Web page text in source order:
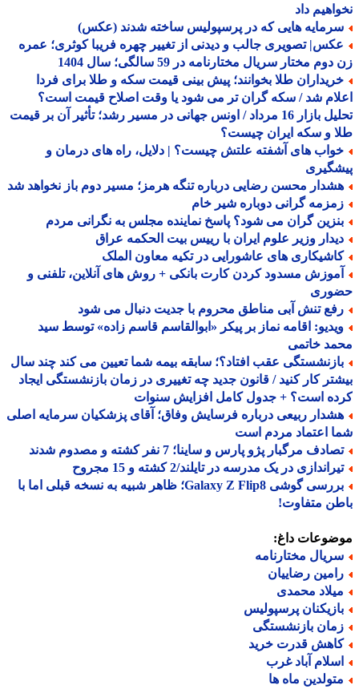
داد
هایی که در پرسپولیس ساخته شدند (عکس)
تصویری جالب و دیدنی از تغییر چهره فریبا کوثری؛ عمره
مختار سریال مختارنامه در 59 سالگی؛ سال 1404
طلا بخوانند؛ پیش بینی قیمت سکه و طلا برای فردا
شد / سکه گران تر می شود یا وقت اصلاح قیمت است؟
تحلیل بازار 16 مرداد / اونس جهانی در مسیر رشد؛ تأثیر آن بر قیمت
و سکه ایران چیست؟
های آشفته علتش چیست؟ | دلایل، راه های درمان و
محسن رضایی درباره تنگه هرمز؛ مسیر دوم باز نخواهد شد
گرانی دوباره شیر خام
گران می شود؟ پاسخ نماینده مجلس به نگرانی مردم
وزیر علوم ایران با رییس بیت الحکمه عراق
های عاشورایی در تکیه معاون الملک
مسدود کردن کارت بانکی + روش های آنلاین، تلفنی و
تنش آبی مناطق محروم با جدیت دنبال می شود
اقامه نماز بر پیکر «ابوالقاسم قاسم زاده» توسط سید
خاتمی
عقب افتاد؟؛ سابقه بیمه شما تعیین می کند چند سال
کار کنید / قانون جدید چه تغییری در زمان بازنشستگی ایجاد
است؟ + جدول کامل افزایش سنوات
ربیعی درباره فرسایش وفاق؛ آقای پزشکیان سرمایه اصلی
اعتماد مردم است
مرگبار پژو پارس و ساینا؛ 7 نفر کشته و مصدوم شدند
در یک مدرسه در تایلند/2 کشته و 15 مجروح
بررسی گوشی Galaxy Z Flip8؛ ظاهر شبیه به نسخه قبلی اما با
متفاوت!
داغ:
مختارنامه
رضاییان
محمدی
پرسپولیس
بازنشستگی
قدرت خرید
آباد غرب
ماه ها